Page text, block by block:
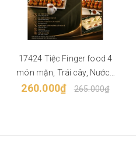
17424 Tiệc Finger food 4
món mặn, Trái cây, Nước -
Phù hợp từ 30 khách
260.000₫ 265.000₫